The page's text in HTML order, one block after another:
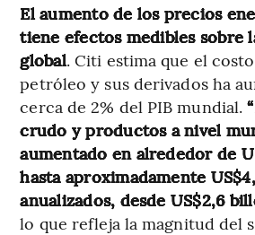
El aumento de los precios
tiene efectos medibles sobre
global. Citi estima que el
petróleo y sus derivados ha
cerca de 2% del PIB mundial.
crudo y productos a nivel
aumentado en alrededor de
hasta aproximadamente
anualizados, desde US$2,6
lo que refleja la magnitud del